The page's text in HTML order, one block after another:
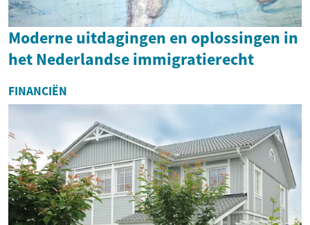
Moderne uitdagingen en oplossingen in
het Nederlandse immigratierecht
FINANCIËN